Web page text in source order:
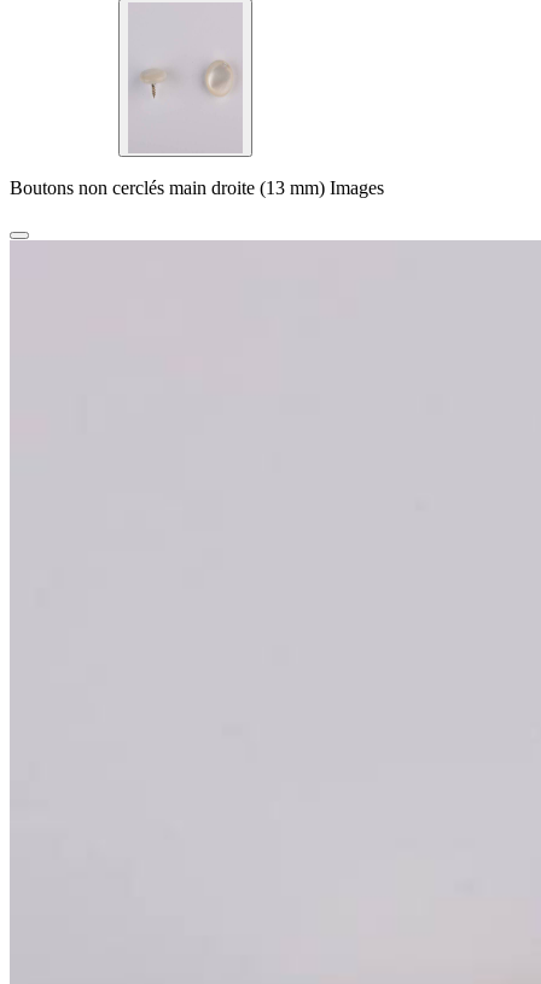
Boutons non cerclés main droite (13 mm) Images